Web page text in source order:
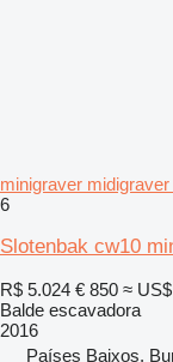
minigraver
6
Slotenbak cw10
R$ 5.024 € 850 ≈
Balde escavadora
2016
Países Baixos,